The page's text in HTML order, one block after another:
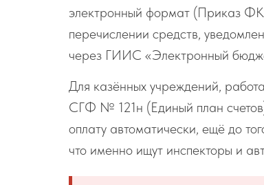
электронный формат (Приказ
перечислении средств,
через ГИИС «Электронный
Для казённых учреждений,
СГФ № 121н (Единый план
оплату автоматически, ещё до
что именно ищут инспекторы и